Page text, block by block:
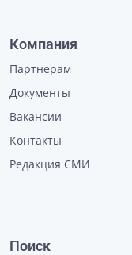
Компания
Партнерам
Документы
Вакансии
Контакты
Редакция СМИ
Поиск